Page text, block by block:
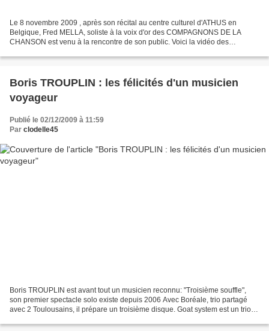
Le 8 novembre 2009 , après son récital au centre culturel d'ATHUS en
Belgique, Fred MELLA, soliste à la voix d'or des COMPAGNONS DE LA
CHANSON est venu à la rencontre de son public. Voici la vidéo des
Boris TROUPLIN : les félicités d'un musicien
voyageur
Publié le 02/12/2009 à 11:59
Par clodelle45
Boris TROUPLIN est avant tout un musicien reconnu: "Troisième souffle",
son premier spectacle solo existe depuis 2006 Avec Boréale, trio partagé
avec 2 Toulousains, il prépare un troisième disque. Goat system est un trio